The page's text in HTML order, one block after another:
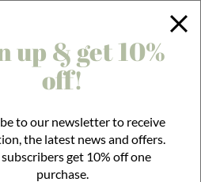
KLARNA CHECKOUT!
CATEGORIES
up & get 10%
off!
to our newsletter to receive
the latest news and offers.
get 10% off one
purchase.